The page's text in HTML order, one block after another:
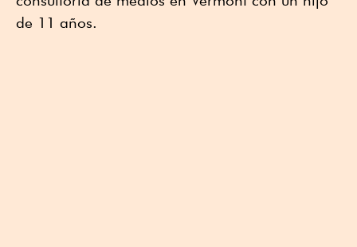
de 11 años.